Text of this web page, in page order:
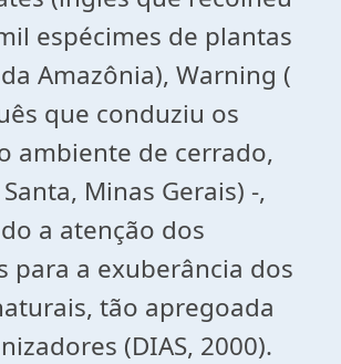
espécimes de plantas
Amazônia), Warning (
que conduziu os
ambiente de cerrado,
Minas Gerais) -,
a atenção dos
para a exuberância dos
tão apregoada
(DIAS, 2000).